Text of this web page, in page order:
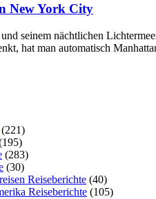
New York City
seinem nächtlichen
hat man automatisch
(221)
(283)
(30)
Reiseberichte (40)
Reiseberichte (105)